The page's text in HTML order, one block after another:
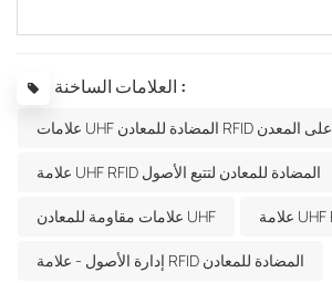
العلامات الساخنة :
علامات UHF المضادة للمعادن RFID على المعدن
علامة UHF RFID المضادة للمعادن لتتبع الأصول
علامات مقاومة للمعادن UHF
إدارة الأصول - علامة RFID المضادة للمعادن